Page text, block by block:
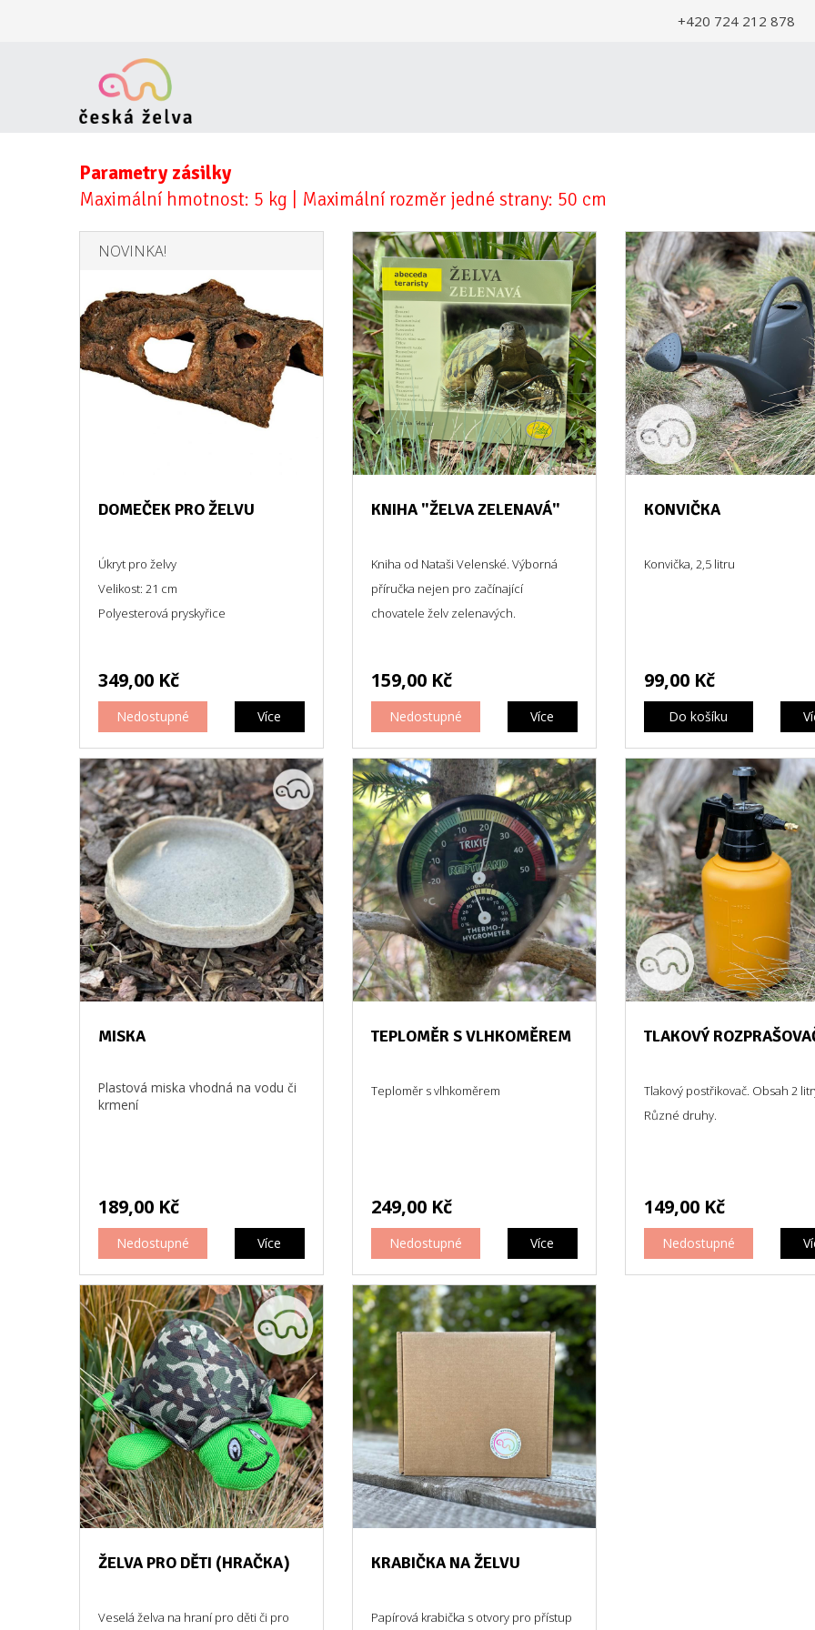
+420 724 212 878
Parametry zásilky
Maximální hmotnost: 5 kg | Maximální rozměr jedné strany: 50 cm
NOVINKA!
DOMEČEK PRO ŽELVU
Úkryt pro želvy
Velikost: 21 cm
Polyesterová pryskyřice
349,00 Kč
Nedostupné Více
KNIHA "ŽELVA ZELENAVÁ"
Kniha od Nataši Velenské. Výborná
příručka nejen pro začínající
chovatele želv zelenavých.
159,00 Kč
Nedostupné Více
KONVIČKA
Konvička, 2,5 litru
99,00 Kč
Do košíku
MISKA
Plastová miska vhodná na vodu či
krmení
189,00 Kč
Nedostupné Více
TEPLOMĚR S VLHKOMĚREM
Teploměr s vlhkoměrem
249,00 Kč
Nedostupné Více
TLAKOVÝ
Tlakový postřikovač. Obsah 2
Různé druhy.
149,00 Kč
Nedostupné
ŽELVA PRO DĚTI (HRAČKA)
Veselá želva na hraní pro děti či pro
KRABIČKA NA ŽELVU
Papírová krabička s otvory pro přístup